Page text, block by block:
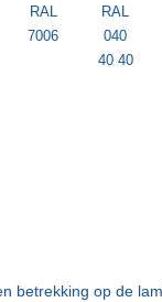
RAL
7006
RAL
040
40 40
betrekking op de